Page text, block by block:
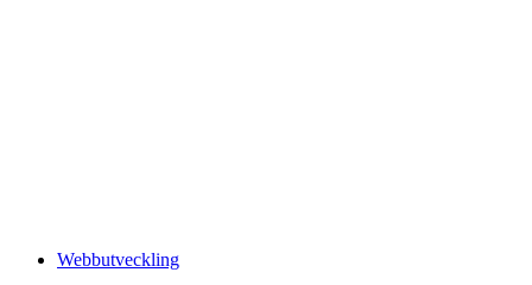
Webbutveckling